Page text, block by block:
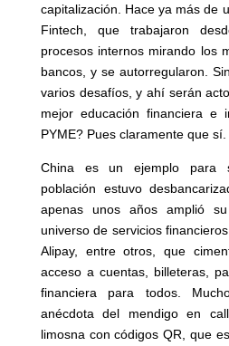
capitalización. Hace ya más de
Fintech, que trabajaron
procesos internos mirando los
bancos, y se autorregularon.
varios desafíos, y ahí serán
mejor educación financiera e
PYME? Pues claramente que sí.
China es un ejemplo para
población estuvo
apenas unos años amplió
universo de servicios
Alipay, entre otros, que
acceso a cuentas, billeteras,
financiera para todos.
anécdota del mendigo en
limosna con códigos QR, que